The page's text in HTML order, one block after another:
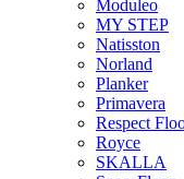
Moduleo
MY STEP
Natisston
Norland
Planker
Primavera
Respect
Royce
SKALLA